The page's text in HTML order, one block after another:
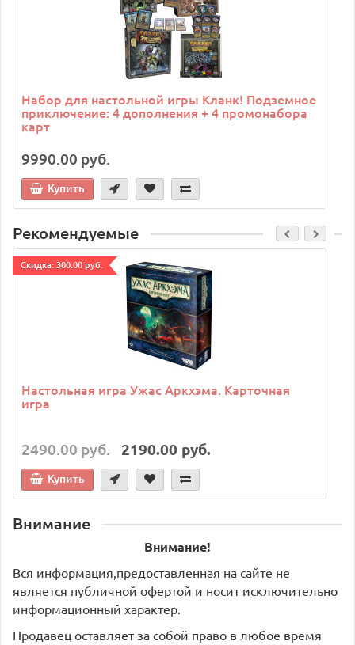
Набор для настольной игры Кланк! Подземное
приключение: 4 дополнения + 4 промонабора
карт
9990.00 руб.
Купить
Рекомендуемые
Cкидка: 300.00 руб.
Настольная игра Ужас Аркхэма. Карточная
игра
2490.00 руб. 2190.00 руб.
Купить
Внимание
Внимание!
Вся информация,предоставленная на сайте не
является публичной офертой и носит исключительно
информационный характер.
Продавец оставляет за собой право в любое время